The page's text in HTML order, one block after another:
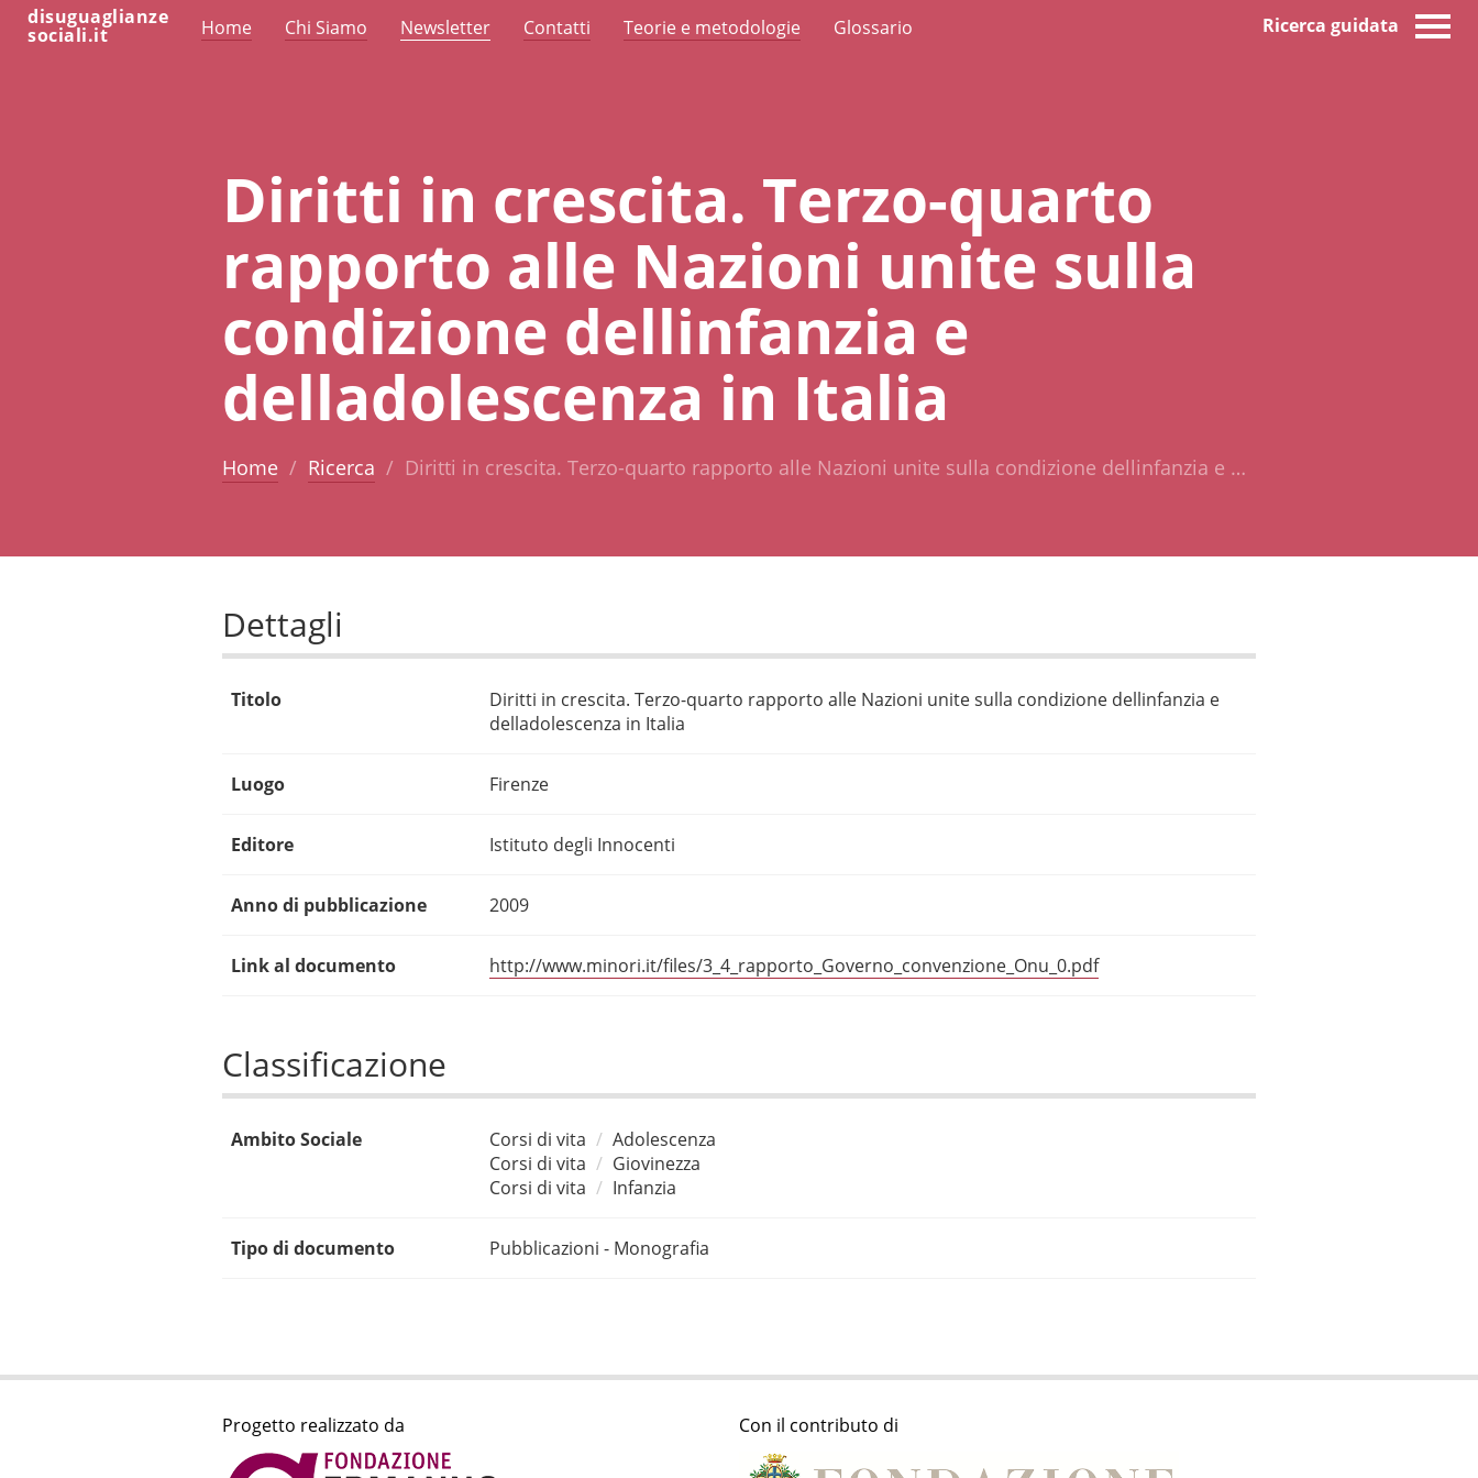
disuguaglianze
sociali.it Home Chi Siamo Newsletter Contatti Teorie e metodologie Glossario Ricerca guidata
Diritti in crescita. Terzo-quarto
rapporto alle Nazioni unite sulla
condizione dellinfanzia e
delladolescenza in Italia
Home Ricerca Diritti in crescita. Terzo-quarto rapporto alle Nazioni unite sulla condizione dellinfanzia e …
Dettagli
Titolo
Diritti in crescita. Terzo-quarto rapporto alle Nazioni unite sulla condizione dellinfanzia e
delladolescenza in Italia
Luogo Firenze
Editore Istituto degli Innocenti
Anno di pubblicazione 2009
Link al documento http://www.minori.it/files/3_4_rapporto_Governo_convenzione_Onu_0.pdf
Classificazione
Ambito Sociale Corsi di vita
Adolescenza
Corsi di vita
Giovinezza
Corsi di vita
Infanzia
Tipo di documento Pubblicazioni - Monografia
Progetto realizzato da Con il contributo di